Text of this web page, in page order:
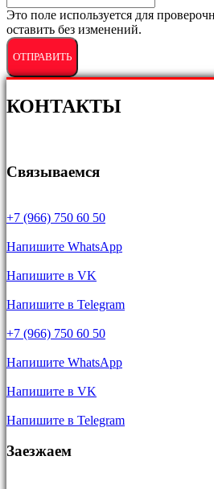
Это поле используется для
оставить без изменений.
КОНТАКТЫ
Связываемся
+7 (966) 750 60 50
Напишите WhatsApp
Напишите в VK
Напишите в Telegram
+7 (966) 750 60 50
Напишите WhatsApp
Напишите в VK
Напишите в Telegram
Заезжаем